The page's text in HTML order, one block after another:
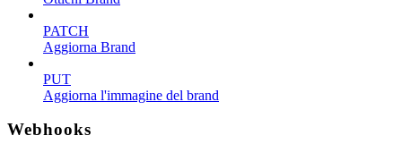
PATCH
Aggiorna Brand
PUT
Aggiorna l'immagine del brand
Webhooks